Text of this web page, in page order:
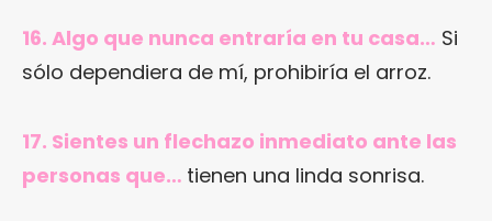
16. Algo que nunca entraría en tu casa… Si
sólo dependiera de mí, prohibiría el arroz.
17. Sientes un flechazo inmediato ante las
personas que… tienen una linda sonrisa.